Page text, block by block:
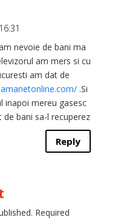
nevoie de bani ma
am mers si cu
am dat de
.Si
inapoi mereu gasesc
bani sa-l recuperez
Reply
Required